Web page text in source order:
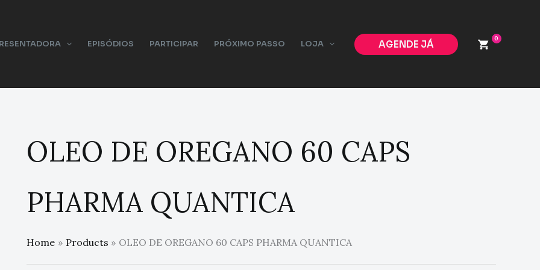
EPISÓDIOS PARTICIPAR PRÓXIMO PASSO LOJA AGENDE JÁ 0
OLEO DE OREGANO 60 CAPS
PHARMA QUANTICA
Home Products OLEO DE OREGANO 60 CAPS PHARMA QUANTICA